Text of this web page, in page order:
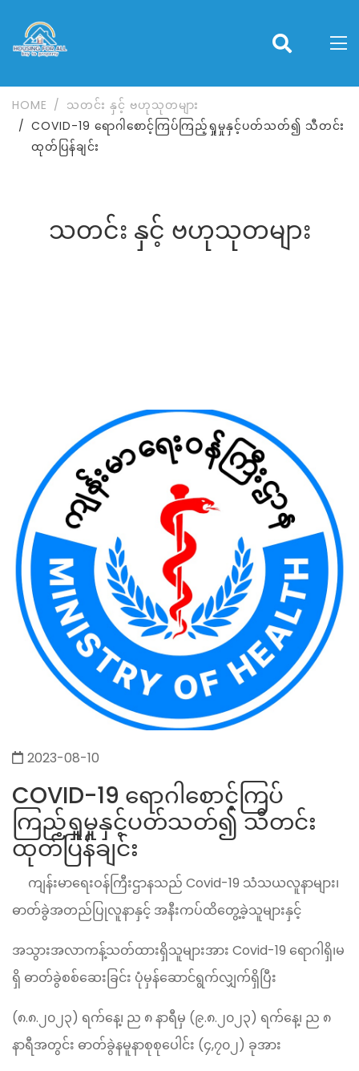
HOME
သတင်း နှင့် ဗဟုသုတများ
COVID-19 ရောဂါစောင့်ကြပ်ကြည့်ရှုမှုနှင့်ပတ်သတ်၍ သီတင်း
ထုတ်ပြန်ချင်း
သတင်း နှင့် ဗဟုသုတများ
2023-08-10
COVID-19 ရောဂါစောင့်ကြပ်
ကြည့်ရှုမှုနှင့်ပတ်သတ်၍ သီတင်း
ထုတ်ပြန်ချင်း
ကျန်းမာရေးဝန်ကြီးဌာနသည် Covid-19 သံသယလူနာများ၊
ဓာတ်ခွဲအတည်ပြုလူနာနှင့် အနီးကပ်ထိတွေ့ခဲ့သူများနှင့်
အသွားအလာကန့်သတ်ထားရှိသူများအား Covid-19 ရောဂါရှိ၊မ
ရှိ ဓာတ်ခွဲစစ်ဆေးခြင်း ပုံမှန်ဆောင်ရွက်လျှက်ရှိပြီး
(၈.၈.၂၀၂၃) ရက်နေ့၊ ည ၈ နာရီမှ (၉.၈.၂၀၂၃) ရက်နေ့၊ ည ၈
နာရီအတွင်း ဓာတ်ခွဲနမူနာစုစုပေါင်း (၄,၇၀၂) ခုအား